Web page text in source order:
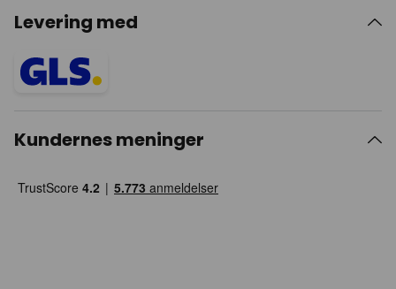
Levering med
Kundernes meninger